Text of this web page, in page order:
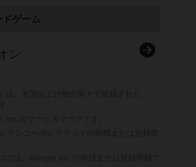
ゲーム
ン